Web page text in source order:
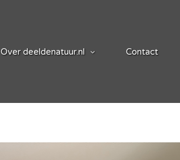
Over deeldenatuur.nl Contact